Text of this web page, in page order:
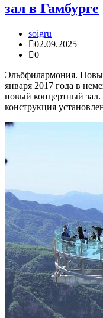
зал в Гамбурге
soigru
02.09.2025
0
Эльбфилармония.
января 2017 года в
новый концертный зал.
конструкция